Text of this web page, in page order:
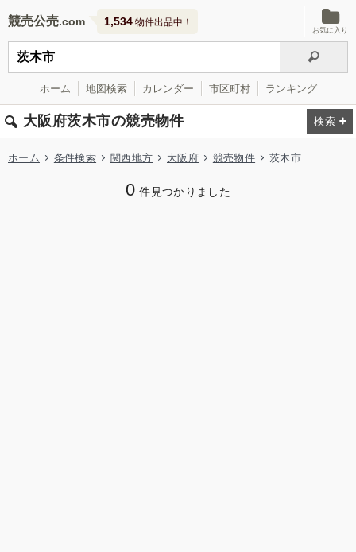
競売公売 1,534 物件出品中！
お気に入り
ホーム 地図検索 カレンダー 市区町村 ランキング
大阪府茨木市の競売物件
ホーム 条件検索 関西地方 大阪府 競売物件 茨木市
0 件見つかりました